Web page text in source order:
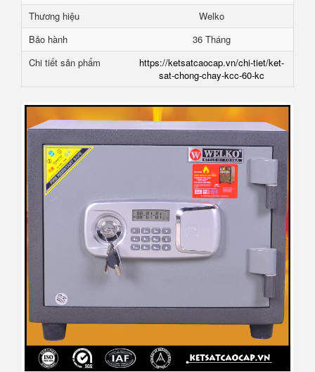
Thương hiệu
Welko
Bảo hành
36 Tháng
Chi tiết sản phẩm
https://ketsatcaocap.vn/chi-tiet/ket-
sat-chong-chay-kcc-60-kc